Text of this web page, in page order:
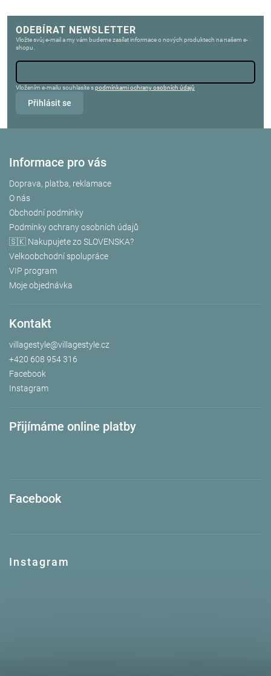
ODEBÍRAT NEWSLETTER
Vložte svůj e-mail a my vám budeme zasílat informace o nových produktech na našem e-
shopu.
Vložením e-mailu souhlasíte spodmínkami ochrany osobních údajů
Přihlásit se
Informace pro vás
Doprava, platba, reklamace
O nás
Obchodní podmínky
Podmínky ochrany osobních údajů
🇸🇰 Nakupujete zo SLOVENSKA?
Velkoobchodní spolupráce
VIP program
Moje objednávka
Kontakt
villagestyle@villagestyle.cz
+420 608 954 316
Facebook
Instagram
Přijímáme online platby
Facebook
Instagram